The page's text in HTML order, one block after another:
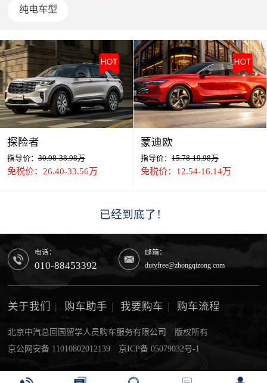
纯电车型
探险者
指导价：30.98-38.98万
免税价：26.40-33.56万
蒙迪欧
指导价：15.78-19.98万
免税价：12.54-16.14万
已经到底了！
电话：
010-88453392
邮箱：
dutyfree@zhongqizong.com
关于我们 | 购车助手 | 我要购车 | 购车流程
北京中汽总回国留学人员购车服务有限公司 版权所有
京公网安备 11010802012139 京ICP备 05079032号-1